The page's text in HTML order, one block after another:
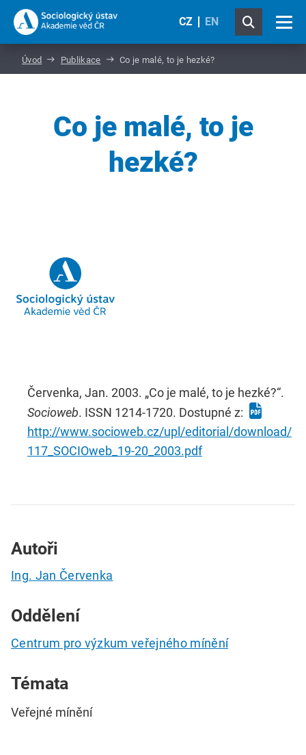
CZ EN
Úvod Publikace Co je malé, to je hezké?
Co je malé, to je
hezké?
Červenka, Jan. 2003. „Co je malé, to je hezké?“.
Socioweb. ISSN 1214-1720. Dostupné z:
http://www.socioweb.cz/upl/editorial/download/
117_SOCIOweb_19-20_2003.pdf
Autoři
Ing. Jan Červenka
Oddělení
Centrum pro výzkum veřejného mínění
Témata
Veřejné mínění